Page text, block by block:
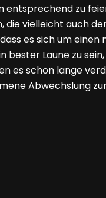
entsprechend zu
die vielleicht auch
es sich um
Laune zu
es schon lange
Abwechslung